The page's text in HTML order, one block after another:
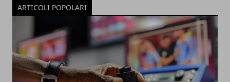
ARTICOLI POPOLARI